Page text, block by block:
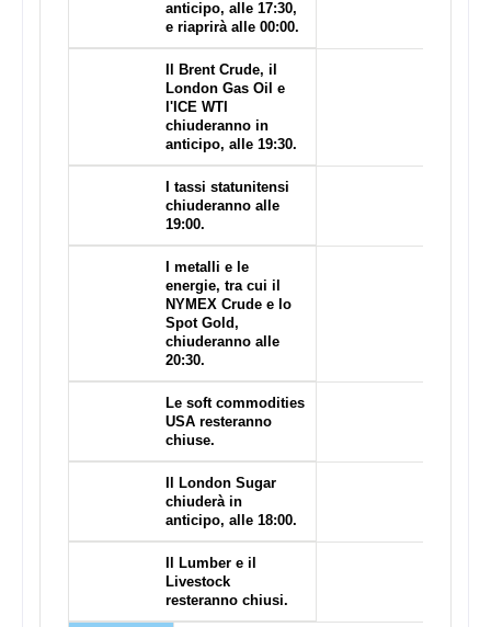
anticipo, alle 17:30,
e riaprirà alle 00:00.
Il Brent Crude, il
London Gas Oil e
l'ICE WTI
chiuderanno in
anticipo, alle 19:30.
I tassi statunitensi
chiuderanno alle
19:00.
I metalli e le
energie, tra cui il
NYMEX Crude e lo
Spot Gold,
chiuderanno alle
20:30.
Le soft commodities
USA resteranno
chiuse.
Il London Sugar
chiuderà in
anticipo, alle 18:00.
Il Lumber e il
Livestock
resteranno chiusi.